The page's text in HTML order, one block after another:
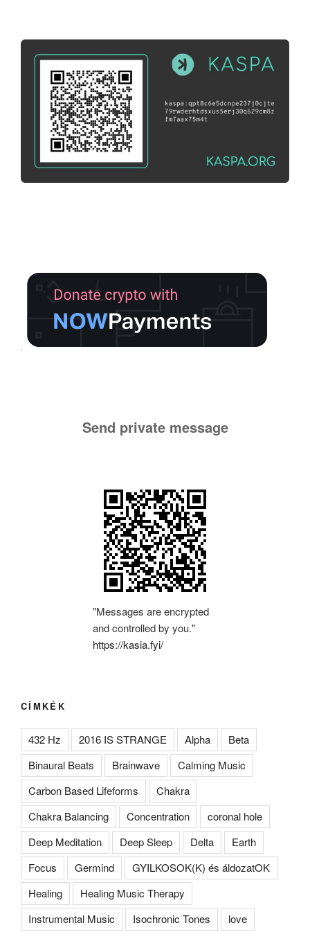
Send private message
"Messages are encrypted
and controlled by you."
https://kasia.fyi/
CÍMKÉK
432 Hz 2016 IS STRANGE Alpha
Beta
Binaural Beats
Brainwave
Calming Music
Carbon Based Lifeforms
Chakra
Chakra Balancing
Concentration
coronal hole
Deep Meditation
Deep Sleep Delta
Earth
Focus
Germind
GYILKOSOK(K) és áldozatOK
Healing
Healing Music Therapy
Instrumental Music
Isochronic Tones love